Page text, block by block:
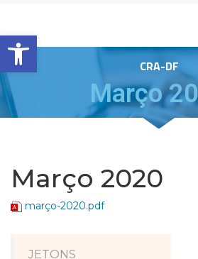
Barra de Ferramentas Aberta
CRA-DF
Março
Março 2020
março-2020.pdf
JETONS